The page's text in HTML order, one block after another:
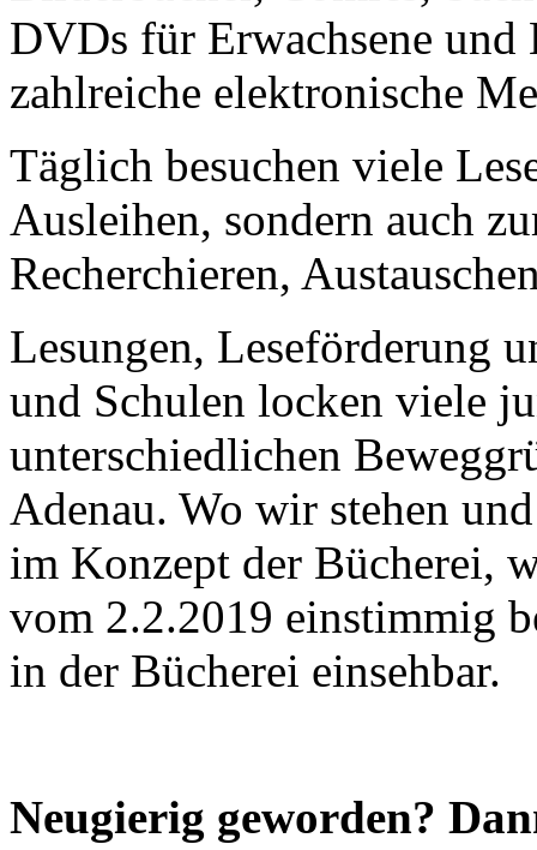
DVDs für Erwachsene
zahlreiche elektronische
Täglich besuchen viele
Ausleihen, sondern auch
Recherchieren,
Lesungen, Leseförderung
und Schulen locken viele
unterschiedlichen
Adenau. Wo wir stehen
im Konzept der Bücherei,
vom 2.2.2019 einstimmig
in der Bücherei einsehbar.
Neugierig geworden?